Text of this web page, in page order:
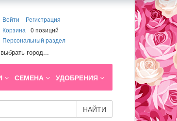
Войти
Регистрация
Корзина
0 позиций
Персональный раздел
выбрать город...
СЕМЕНА УДОБРЕНИЯ
НАЙТИ